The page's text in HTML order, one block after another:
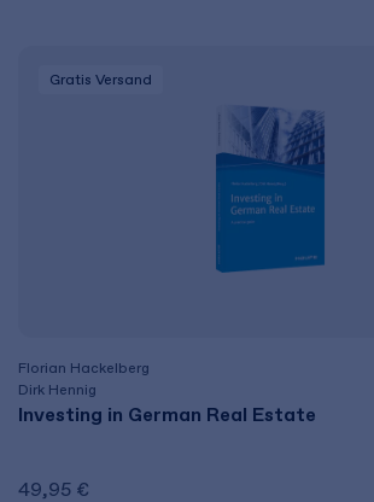
Gratis Versand
Florian Hackelberg
Dirk Hennig
Investing in German Real Estate
49,95 €